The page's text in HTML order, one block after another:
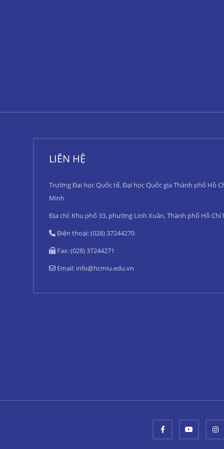
LIÊN HỆ
Trường Đại học Quốc tế, Đại học Quốc gia Thành phố Hồ
Minh
Địa chỉ: Khu phố 33, phường Linh Xuân, Thành phố Hồ Chí
Điện thoại: (028) 37244270
Fax: (028) 37244271
Email: info@hcmiu.edu.vn